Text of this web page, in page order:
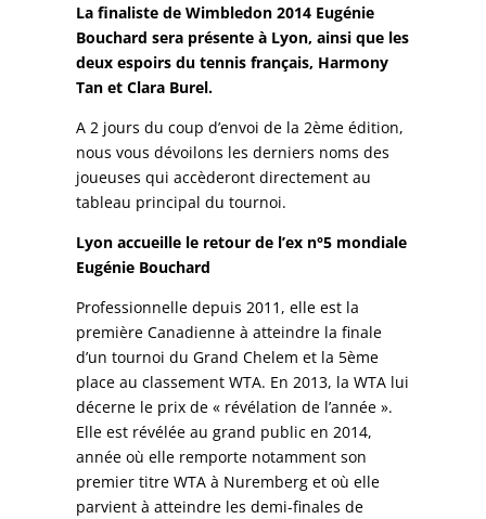
La finaliste de Wimbledon 2014 Eugénie
Bouchard sera présente à Lyon, ainsi que les
deux espoirs du tennis français, Harmony
Tan et Clara Burel.
A 2 jours du coup d’envoi de la 2ème édition,
nous vous dévoilons les derniers noms des
joueuses qui accèderont directement au
tableau principal du tournoi.
Lyon accueille le retour de l’ex n°5 mondiale
Eugénie Bouchard
Professionnelle depuis 2011, elle est la
première Canadienne à atteindre la finale
d’un tournoi du Grand Chelem et la 5ème
place au classement WTA. En 2013, la WTA lui
décerne le prix de « révélation de l’année ».
Elle est révélée au grand public en 2014,
année où elle remporte notamment son
premier titre WTA à Nuremberg et où elle
parvient à atteindre les demi-finales de